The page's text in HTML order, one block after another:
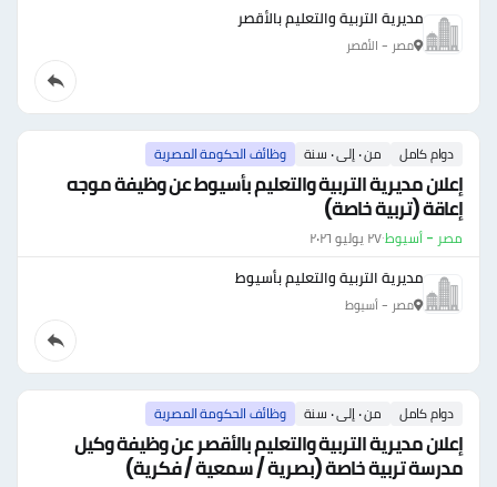
مديرية التربية والتعليم بالأقصر
مصر - الأقصر
دوام كامل من ٠ إلى ٠ سنة وظائف الحكومة المصرية
إعلان مديرية التربية والتعليم بأسيوط عن وظيفة موجه
إعاقة (تربية خاصة)
مصر - أسيوط·٢٧ يوليو ٢٠٢٦
مديرية التربية والتعليم بأسيوط
مصر - أسيوط
دوام كامل من ٠ إلى ٠ سنة وظائف الحكومة المصرية
إعلان مديرية التربية والتعليم بالأقصر عن وظيفة وكيل
مدرسة تربية خاصة (بصرية / سمعية / فكرية)